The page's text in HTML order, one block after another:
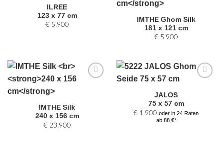
ILREE
123 x 77 cm
€ 5.900
IMTHE Ghom Silk
181 x 121 cm
€ 5.900
IMTHE Silk
240 x 156 cm
€ 23.900
JALOS
75 x 57 cm
€ 1.900 oder in 24 Raten
ab 88 €*